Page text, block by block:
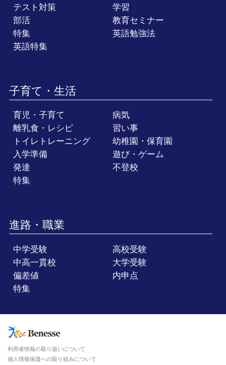
テスト対策
学習
部活
教育セミナー
特集
英語勉強法
英語特集
子育て・生活
育児・子育て
病気
離乳食・レシピ
習い事
トイレトレーニング
幼稚園・保育園
入学準備
遊び・ゲーム
発達
不登校
特集
進路・職業
中学受験
高校受験
中高一貫校
大学受験
偏差値
内申点
特集
利用者情報の取り扱いについて
個人情報保護への取り組みについて